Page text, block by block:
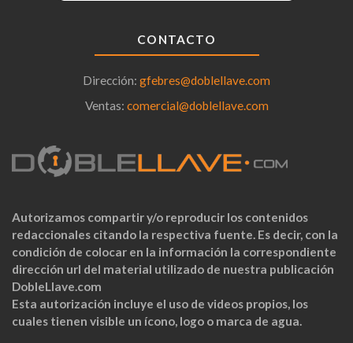
CONTACTO
Dirección: gfebres@doblellave.com
Ventas: comercial@doblellave.com
Autorizamos compartir y/o reproducir los contenidos
redaccionales citando la respectiva fuente. Es decir, con la
condición de colocar en la información la correspondiente
dirección url del material utilizado de nuestra publicación
DobleLlave.com
Esta autorización incluye el uso de videos propios, los
cuales tienen visible un ícono, logo o marca de agua.